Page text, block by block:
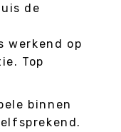
de
werkend op
Top
binnen